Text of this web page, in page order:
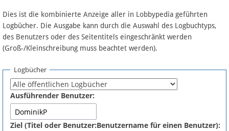
Artikel nach Kategorien
FAQ
Fördermitglied werden
Fehler melden
Dies ist die kombinierte Anzeige aller in Lobbypedia geführten
Logbücher. Die Ausgabe kann durch die Auswahl des Logbuchtyps,
des Benutzers oder des Seitentitels eingeschränkt werden
(Groß-/Kleinschreibung muss beachtet werden).
Logbücher
Ausführender Benutzer:
Ziel (Titel oder Benutzer:Benutzername für einen Benutzer):